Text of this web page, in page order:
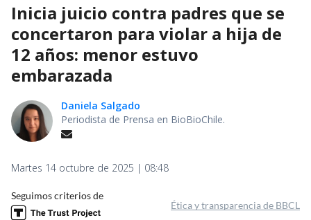
Inicia juicio contra padres que se
concertaron para violar a hija de
12 años: menor estuvo
embarazada
Daniela Salgado
Periodista de Prensa en BioBioChile.
Martes 14 octubre de 2025 | 08:48
Seguimos criterios de
Ética y transparencia de BBCL